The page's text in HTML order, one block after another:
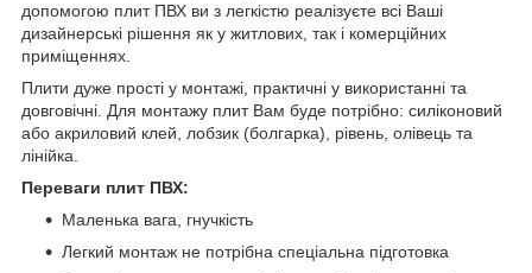
допомогою плит ПВХ ви з легкістю реалізуєте всі Ваші
дизайнерські рішення як у житлових, так і комерційних
приміщеннях.
Плити дуже прості у монтажі, практичні у використанні та
довговічні. Для монтажу плит Вам буде потрібно: силіконовий
або акриловий клей, лобзик (болгарка), рівень, олівець та
лінійка.
Переваги плит ПВХ:
Маленька вага, гнучкість
Легкий монтаж не потрібна спеціальна підготовка